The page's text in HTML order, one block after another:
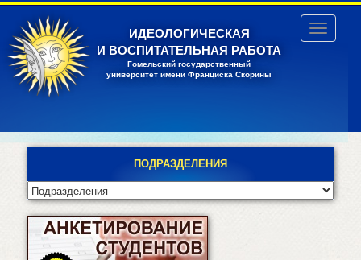
Перейти
основному
содержанию
ИДЕОЛОГИЧЕСКАЯ
И ВОСПИТАТЕЛЬНАЯ РАБОТА
Гомельский государственный
университет имени Франциска Скорины
Toggle
ПОДРАЗДЕЛЕНИЯ